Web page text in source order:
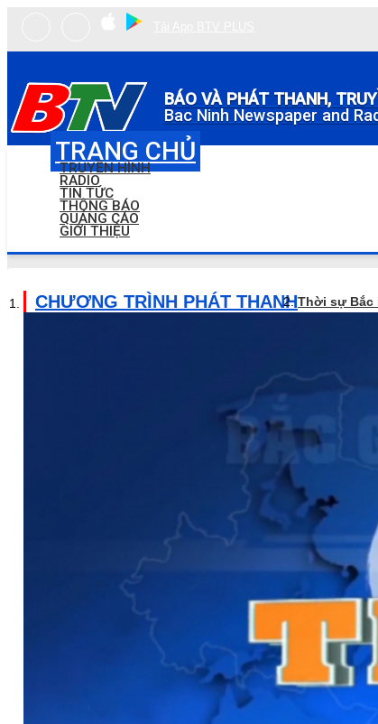
BÁO VÀ PHÁT THANH,
Bac Ninh Newspaper and
TRANG CHỦ
TRUYỀN HÌNH
RADIO
TIN TỨC
THÔNG BÁO
QUẢNG CÁO
GIỚI THIỆU
CHƯƠNG TRÌNH PHÁT THANHThời sự Bắc